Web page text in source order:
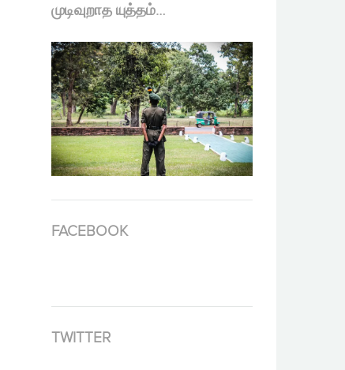
முடிவுறாத யுத்தம்…
FACEBOOK
TWITTER